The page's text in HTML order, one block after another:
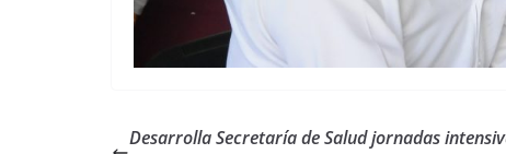
Desarrolla Secretaría de Salud jornadas